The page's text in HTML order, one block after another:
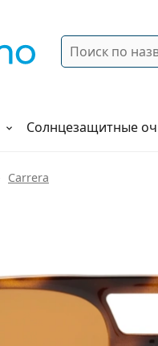
Поиск
Солнцезащитные
Carrera